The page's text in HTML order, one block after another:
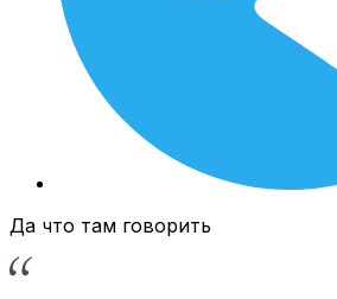
Да что там говорить